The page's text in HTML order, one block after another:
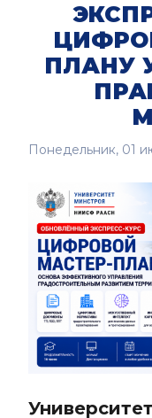
ПЛАНУ
Понедельник, 01